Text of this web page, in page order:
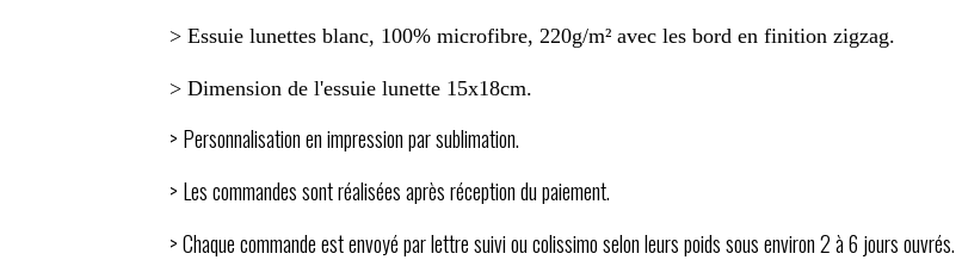
> Essuie lunettes blanc, 100% microfibre, 220g/m² avec les bord en finition zigzag.
> Dimension de l'essuie lunette 15x18cm.
> Personnalisation en impression par sublimation.
> Les commandes sont réalisées après réception du paiement.
> Chaque commande est envoyé par lettre suivi ou colissimo selon leurs poids sous environ 2 à 6 jours ouvrés.